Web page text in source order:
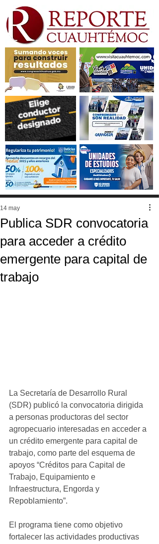
Publica SDR convocatoria
para acceder a crédito
emergente para capital de
trabajo
14 may
La Secretaría de Desarrollo Rural
(SDR) publicó la convocatoria dirigida
a personas productoras del sector
agropecuario interesadas en acceder a
un crédito emergente para capital de
trabajo, como parte del esquema de
apoyos “Créditos para Capital de
Trabajo, Equipamiento e
Infraestructura, Engorda y
Repoblamiento”.
El programa tiene como objetivo
fortalecer las actividades productivas